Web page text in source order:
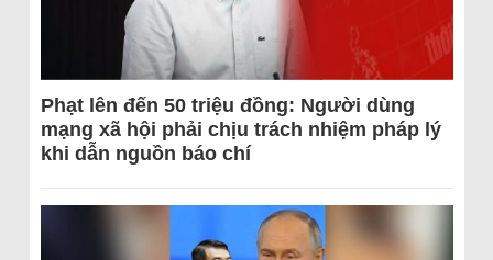
Phạt lên đến 50 triệu đồng: Người dùng
mạng xã hội phải chịu trách nhiệm pháp lý
khi dẫn nguồn báo chí